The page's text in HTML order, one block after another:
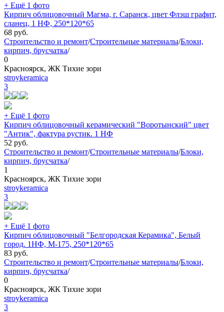
+ Ещё 1 фото
Кирпич облицовочный Магма, г. Саранск, цвет Флэш графит,
сланец, 1 НФ, 250*120*65
68 руб.
Строительство и ремонт/Строительные материалы/Блоки,
кирпич, брусчатка/
0
Красноярск, ЖК Тихие зори
stroykeramica
3
+ Ещё 1 фото
Кирпич облицовочный керамический "Воротынский" цвет
"Антик", фактура рустик. 1 НФ
52 руб.
Строительство и ремонт/Строительные материалы/Блоки,
кирпич, брусчатка/
1
Красноярск, ЖК Тихие зори
stroykeramica
3
+ Ещё 1 фото
Кирпич облицовочный "Белгородская Керамика", Белый
город. 1НФ, М-175, 250*120*65
83 руб.
Строительство и ремонт/Строительные материалы/Блоки,
кирпич, брусчатка/
0
Красноярск, ЖК Тихие зори
stroykeramica
3